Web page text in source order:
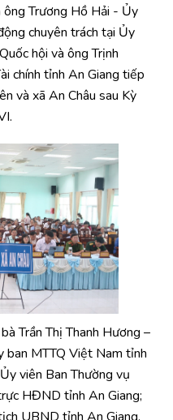
Trương Hồ Hải - Ủy
chuyên trách tại Ủy
hội và ông Trịnh
chính tỉnh An Giang tiếp
và xã An Châu sau Kỳ
Trần Thị Thanh Hương –
ban MTTQ Việt Nam tỉnh
viên Ban Thường vụ
HĐND tỉnh An Giang;
UBND tỉnh An Giang.